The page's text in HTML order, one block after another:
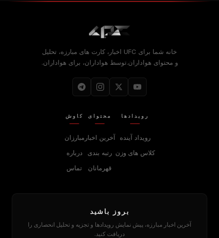
خانه شما برای UFC اخبار، کارت های مبارزه، تحلیل
و محتوای هواداران.توسط هواداران، برای هواداران.
رویدادها
رویداد آینده
کلاس های وزن
محتوای
آخرین اخبار
رتبه بندی
قهرمانان
کاوش
مبارزان
درباره
تماس
بروز باشید
آخرین اخبار مبارزه، پیش نمایش رویدادها و تجزیه و تحلیل انحصاری را
دریافت کنید.